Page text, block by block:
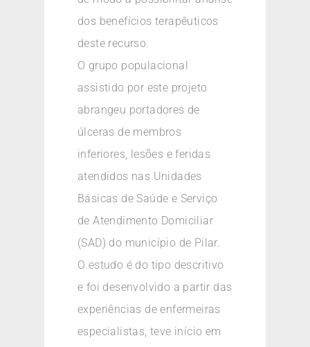
dos benefícios terapêuticos
deste recurso.
O grupo populacional
assistido por este projeto
abrangeu portadores de
úlceras de membros
inferiores, lesões e feridas
atendidos nas Unidades
Básicas de Saúde e Serviço
de Atendimento Domiciliar
(SAD) do município de Pilar.
O estudo é do tipo descritivo
e foi desenvolvido a partir das
experiências de enfermeiras
especialistas, teve início em